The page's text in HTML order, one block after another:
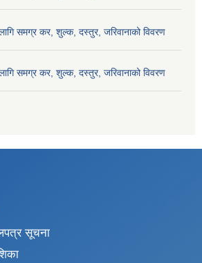
समग्र कर, शुल्क, दस्तुर, जरिवानाको विवरण
समग्र कर, शुल्क, दस्तुर, जरिवानाको विवरण
सूचना